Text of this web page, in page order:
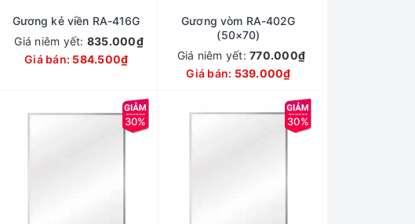
Gương kẻ viền RA-416G
Giá niêm yết: 835.000₫
Giá bán: 584.500₫
Gương vòm RA-402G
(50×70)
Giá niêm yết:770.000₫
Giá bán: 539.000₫
30% 30%